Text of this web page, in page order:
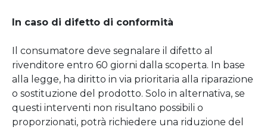
In caso di difetto di conformità
Il consumatore deve segnalare il difetto al
rivenditore entro 60 giorni dalla scoperta. In base
alla legge, ha diritto in via prioritaria alla riparazione
o sostituzione del prodotto. Solo in alternativa, se
questi interventi non risultano possibili o
proporzionati, potrà richiedere una riduzione del